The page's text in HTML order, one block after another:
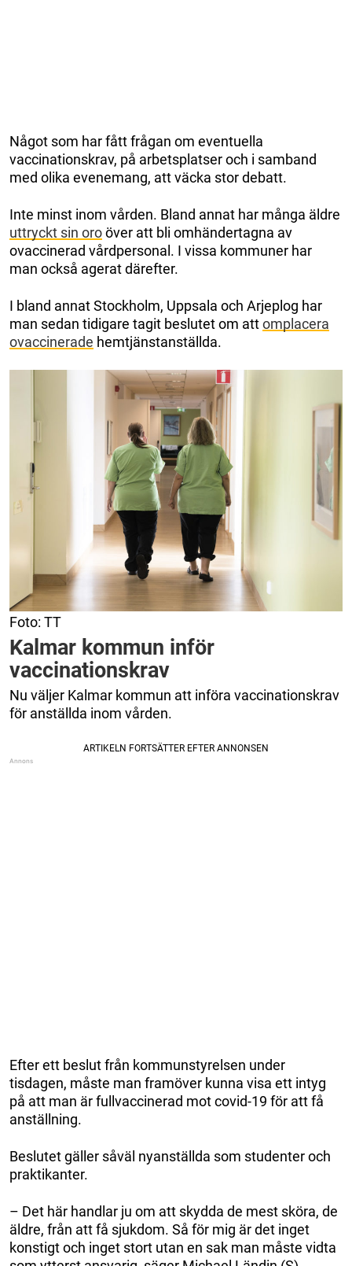
Något som har fått frågan om eventuella
vaccinationskrav, på arbetsplatser och i samband
med olika evenemang, att väcka stor debatt.
Inte minst inom vården. Bland annat har många äldre
uttryckt sin oroöver att bli omhändertagna av
ovaccinerad vårdpersonal. I vissa kommuner har
man också agerat därefter.
I bland annat Stockholm, Uppsala och Arjeplog har
man sedan tidigare tagit beslutet om attomplacera
ovaccinerade hemtjänstanställda.
Foto: TT
Kalmar kommun inför
vaccinationskrav
Nu väljer Kalmar kommun att införa vaccinationskrav
för anställda inom vården.
Efter ett beslut från kommunstyrelsen under
tisdagen, måste man framöver kunna visa ett intyg
på att man är fullvaccinerad mot covid-19 för att få
anställning.
Beslutet gäller såväl nyanställda som studenter och
praktikanter.
– Det här handlar ju om att skydda de mest sköra, de
äldre, från att få sjukdom. Så för mig är det inget
konstigt och inget stort utan en sak man måste vidta